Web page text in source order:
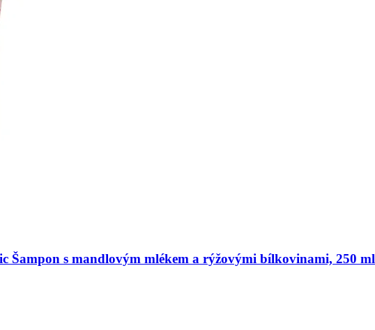
Šampon s mandlovým mlékem a rýžovými bílkovinami, 250 ml